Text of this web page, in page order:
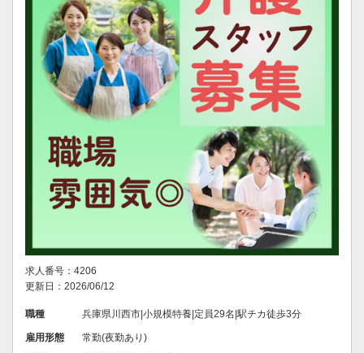
求人番号：4206
更新日：2026/06/12
職種 兵庫県川西市|小規模特養|定員29名|駅チカ徒歩3分
雇用形態 常勤(夜勤あり)